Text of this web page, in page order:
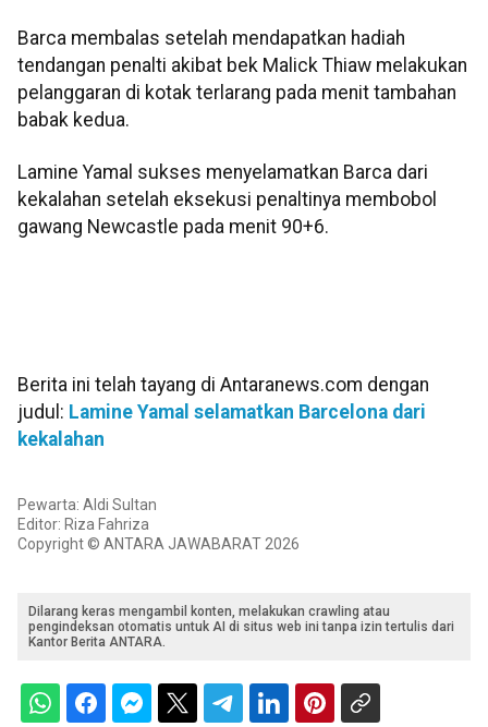
Barca membalas setelah mendapatkan hadiah
tendangan penalti akibat bek Malick Thiaw melakukan
pelanggaran di kotak terlarang pada menit tambahan
babak kedua.
Lamine Yamal sukses menyelamatkan Barca dari
kekalahan setelah eksekusi penaltinya membobol
gawang Newcastle pada menit 90+6.
Berita ini telah tayang di Antaranews.com dengan
judul: Lamine Yamal selamatkan Barcelona dari
kekalahan
Pewarta: Aldi Sultan
Editor: Riza Fahriza
Copyright © ANTARA JAWABARAT 2026
Dilarang keras mengambil konten, melakukan crawling atau
pengindeksan otomatis untuk AI di situs web ini tanpa izin tertulis dari
Kantor Berita ANTARA.